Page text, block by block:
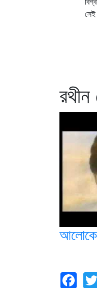
সেই